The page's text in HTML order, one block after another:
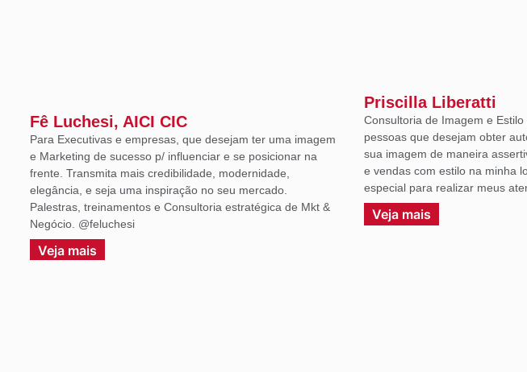
Fê Luchesi, AICI CIC
Para Executivas e empresas, que desejam ter uma imagem
e Marketing de sucesso p/ influenciar e se posicionar na
frente. Transmita mais credibilidade, modernidade,
elegância, e seja uma inspiração no seu mercado.
Palestras, treinamentos e Consultoria estratégica de Mkt &
Negócio. @feluchesi
Veja mais
Priscilla Liberatti
Consultoria de Imagem e
pessoas que desejam obter
sua imagem de maneira
e vendas com estilo na minha
especial para realizar meus
Veja mais